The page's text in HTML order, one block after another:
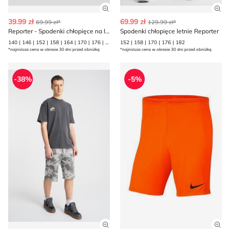
Zobacz szczegóły produktu
39.99 zł 69.99 zł*
Reporter - Spodenki chłopięce na lato
140 | 146 | 152 | 158 | 164 | 170 | 176 | 182 | 188
*najniższa cena w okresie 30 dni przed obniżką
69.99 zł 129.99 zł*
Spodenki chłopięce letnie Reporter
152 | 158 | 170 | 176 | 182
*najniższa cena w okresie 30 dni przed obniżką
Spodenki chłopięce na lato Reporter
-38%
Spodenki chłopięce letnie
-5%